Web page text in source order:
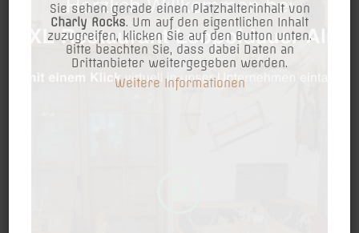
– Rot-weiß kariert mit Schriftzug Leopoldaueralm
– Schwarz mit Schriftzug Leopoldaueralm
– Violett mit Alm Logo
Sie sehen gerade einen Platzhalterinhalt von
Charly Rocks. Um auf den eigentlichen Inhalt
zuzugreifen, klicken Sie auf den Button unten.
Bitte beachten Sie, dass dabei Daten an
Drittanbieter weitergegeben werden.
Weitere Informationen